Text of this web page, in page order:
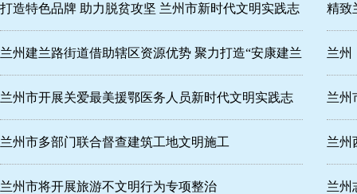
打造特色品牌 助力脱贫攻坚 兰州市新时代文明实践志
愿服务示范活动启动
兰州建兰路街道借助辖区资源优势 聚力打造“安康建兰
文明建兰”
兰州市开展关爱最美援鄂医务人员新时代文明实践志
愿服务活动
兰州市多部门联合督查建筑工地文明施工
兰州市将开展旅游不文明行为专项整治
精致
兰州
在
兰州
兰州
兰州